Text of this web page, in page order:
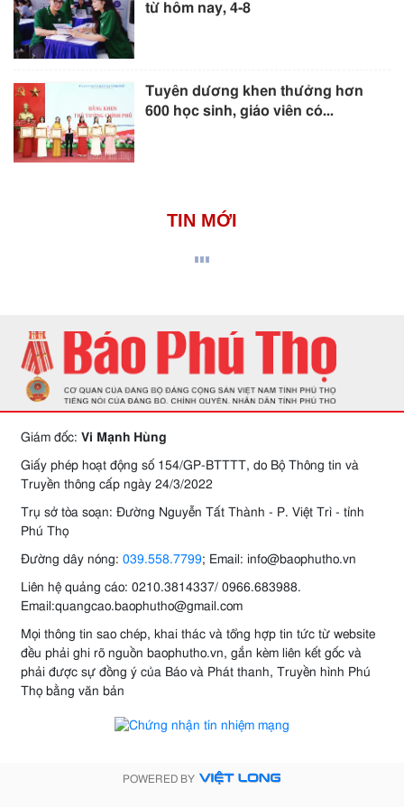
từ hôm nay, 4-8
Tuyên dương khen thưởng hơn
600 học sinh, giáo viên có...
TIN MỚI
Giám đốc: Vi Mạnh Hùng
Giấy phép hoạt động số 154/GP-BTTTT, do Bộ Thông tin và
Truyền thông cấp ngày 24/3/2022
Trụ sở tòa soạn: Đường Nguyễn Tất Thành - P. Việt Trì - tỉnh
Phú Thọ
Đường dây nóng: 039.558.7799; Email: info@baophutho.vn
Liên hệ quảng cáo: 0210.3814337/ 0966.683988.
Email:quangcao.baophutho@gmail.com
Mọi thông tin sao chép, khai thác và tổng hợp tin tức từ website
đều phải ghi rõ nguồn baophutho.vn, gắn kèm liên kết gốc và
phải được sự đồng ý của Báo và Phát thanh, Truyền hình Phú
Thọ bằng văn bản
POWERED BY